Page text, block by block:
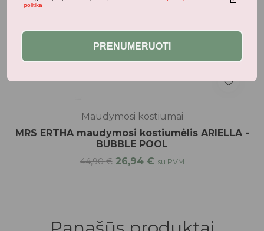
Maudymosi kostiumai
MRS ERTHA maudymosi kostiumėlis ARIELLA -
BUBBLE POOL
44,90€ 26,94 € su PVM
politika
PRENUMERUOTI